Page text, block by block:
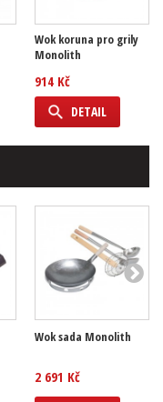
Wok koruna pro grily
Monolith
914 Kč
DETAIL
Wok sada Monolith
2 691 Kč